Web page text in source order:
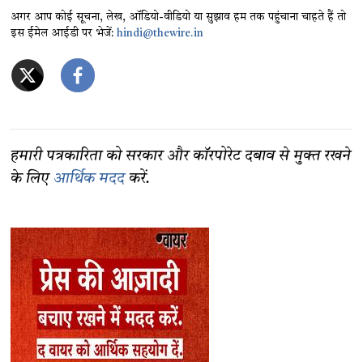
अगर आप कोई सूचना, लेख, ऑडियो-वीडियो या सुझाव हम तक पहुंचाना चाहते हैं तो
इस ईमेल आईडी पर भेजें:hindi@thewire.in
हमारी पत्रकारिता को सरकार और कॉरपोरेट दबाव से मुक्त रखने
के लिए आर्थिक मददकरें.